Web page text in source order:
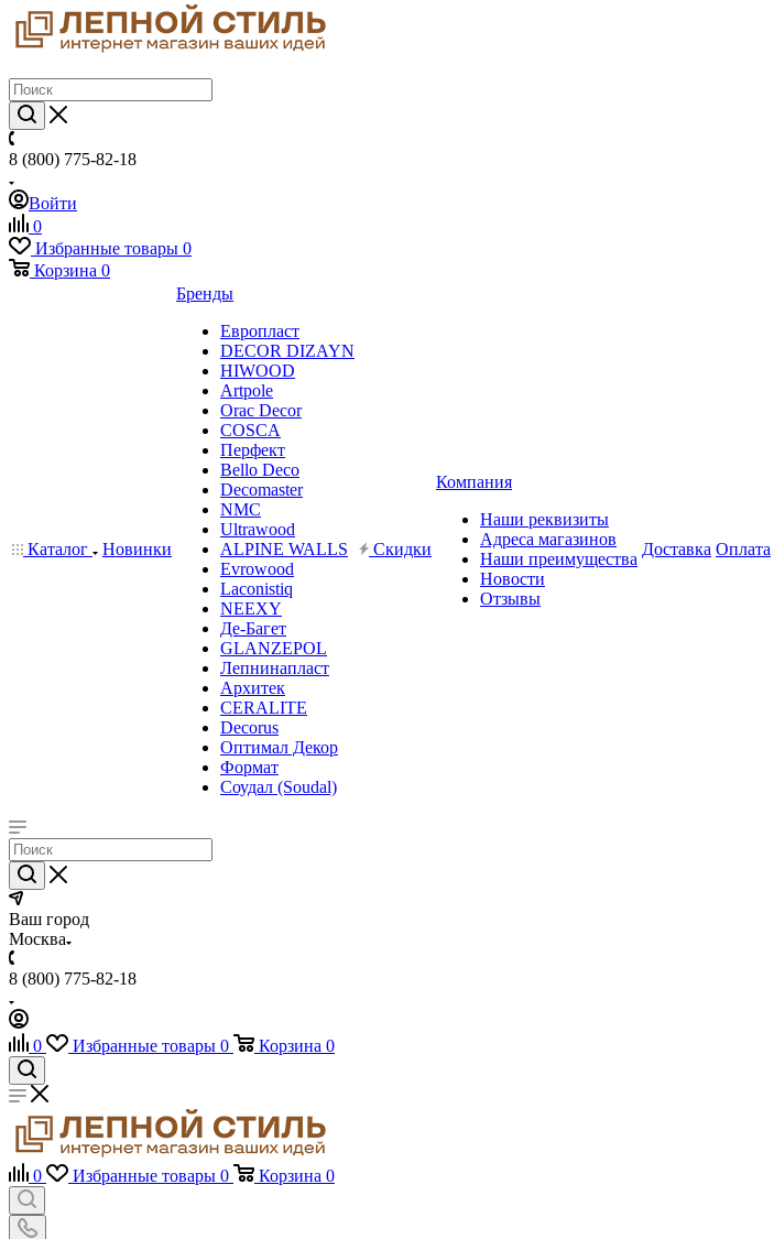
8 (800) 775-82-18
Войти
0
Избранные товары 0
Корзина 0
Каталог Новинки
Бренды
Европласт
DECOR DIZAYN
HIWOOD
Artpole
Orac Decor
COSCA
Перфект
Bello Deco
Decomaster
NMС
Ultrawood
ALPINE WALLS
Evrowood
Laconistiq
NEEXY
Де-Багет
GLANZEPOL
Лепнинапласт
Архитек
CERALITE
Decorus
Оптимал Декор
Формат
Соудал (Soudal)
Скидки
Компания
Наши реквизиты
Адреса магазинов
Наши преимущества
Новости
Отзывы
Доставка Оплата
Ваш город
Москва
8 (800) 775-82-18
0 Избранные товары 0 Корзина 0
0 Избранные товары 0 Корзина 0